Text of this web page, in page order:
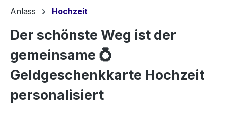
Anlass Hochzeit
Der schönste Weg ist der
gemeinsame 💍
Geldgeschenkkarte Hochzeit
personalisiert